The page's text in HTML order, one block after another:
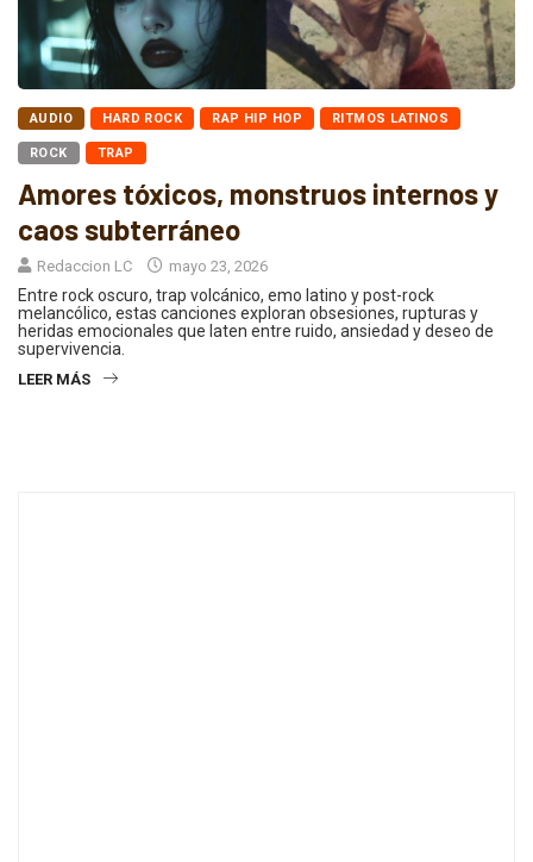
AUDIO HARD ROCK RAP HIP HOP RITMOS LATINOS
ROCK TRAP
Amores tóxicos, monstruos internos y
caos subterráneo
Redaccion LC mayo 23, 2026
Entre rock oscuro, trap volcánico, emo latino y post-rock
melancólico, estas canciones exploran obsesiones, rupturas y
heridas emocionales que laten entre ruido, ansiedad y deseo de
supervivencia.
LEER MÁS